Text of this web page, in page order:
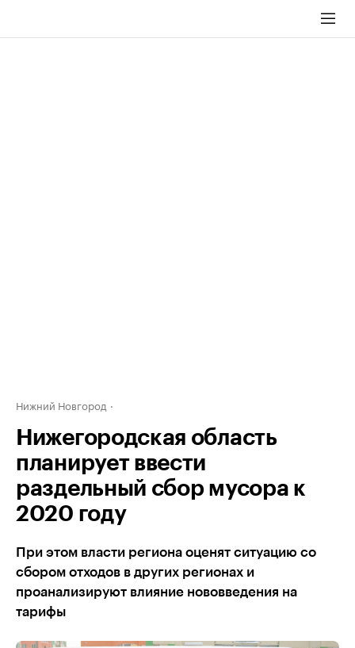
Нижний Новгород
Нижегородская область
планирует ввести
раздельный сбор мусора к
2020 году
При этом власти региона оценят ситуацию со
сбором отходов в других регионах и
проанализируют влияние нововведения на
тарифы